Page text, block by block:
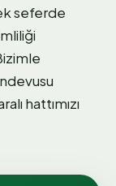
seferde
hattımızı